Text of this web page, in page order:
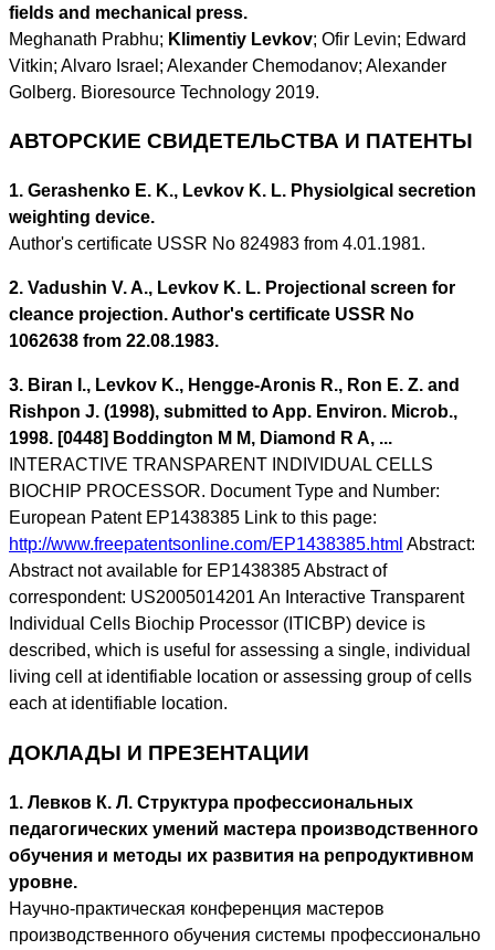
fields and mechanical press.
Meghanath Prabhu; Klimentiy Levkov; Ofir Levin; Edward
Vitkin; Alvaro Israel; Alexander Chemodanov; Alexander
Golberg. Bioresource Technology 2019.
АВТОРСКИЕ СВИДЕТЕЛЬСТВА И ПАТЕНТЫ
1. Gerashenko E. K., Levkov K. L. Physiolgical secretion
weighting device.
Author's certificate USSR No 824983 from 4.01.1981.
2. Vadushin V. A., Levkov K. L. Projectional screen for
cleance projection. Author's certificate USSR No
1062638 from 22.08.1983.
3. Biran I., Levkov K., Hengge-Aronis R., Ron E. Z. and
Rishpon J. (1998), submitted to App. Environ. Microb.,
1998. [0448] Boddington M M, Diamond R A, ...
INTERACTIVE TRANSPARENT INDIVIDUAL CELLS
BIOCHIP PROCESSOR. Document Type and Number:
European Patent EP1438385 Link to this page:
http://www.freepatentsonline.com/EP1438385.html Abstract:
Abstract not available for EP1438385 Abstract of
correspondent: US2005014201 An Interactive Transparent
Individual Cells Biochip Processor (ITICBP) device is
described, which is useful for assessing a single, individual
living cell at identifiable location or assessing group of cells
each at identifiable location.
ДОКЛАДЫ И ПРЕЗЕНТАЦИИ
1. Левков К. Л. Структура профессиональных
педагогических умений мастера производственного
обучения и методы их развития на репродуктивном
уровне.
Научно-практическая конференция мастеров
производственного обучения системы профессионально